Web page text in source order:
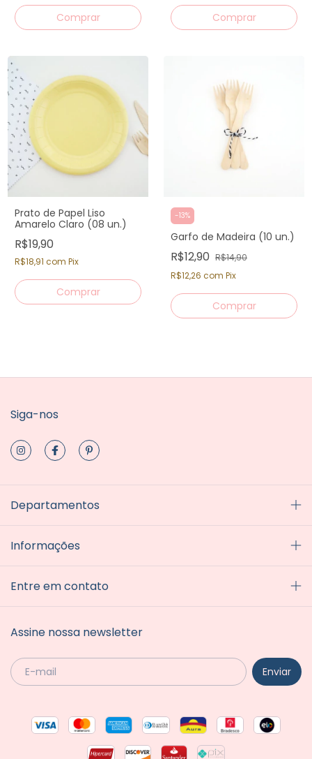
Prato de Papel Liso
Amarelo Claro (08 un.)
R$19,90
R$18,91 com Pix
-13%
Garfo de Madeira (10 un.)
R$12,90 R$14,90
R$12,26 com Pix
Siga-nos
Departamentos
Informações
Entre em contato
Assine nossa newsletter